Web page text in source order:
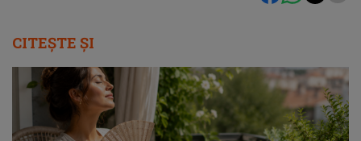
CITEȘTE ȘI